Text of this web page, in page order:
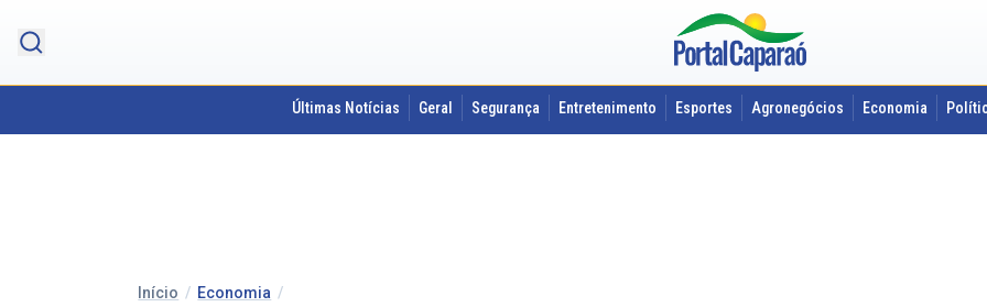
Últimas Notícias Geral Segurança Entretenimento Esportes Agronegócios Economia
Início / Economia /